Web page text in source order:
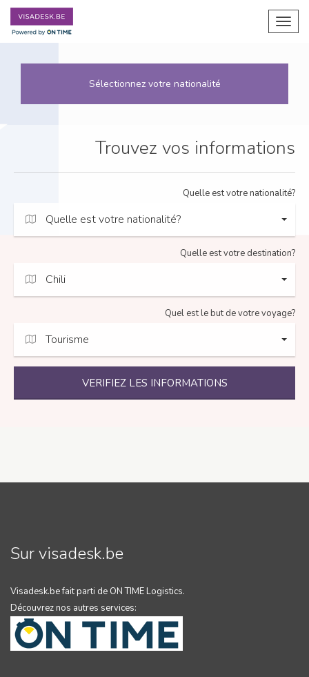
Sélectionnez votre nationalité
Trouvez vos informations
Quelle est votre nationalité?
Quelle est votre nationalité?
Quelle est votre destination?
Chili
Quel est le but de votre voyage?
Tourisme
VERIFIEZ LES INFORMATIONS
Sur visadesk.be
Visadesk.be fait parti de ON TIME Logistics.
Découvrez nos autres services: